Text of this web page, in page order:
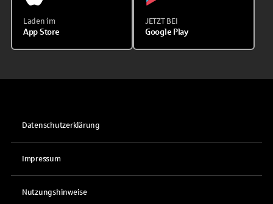
Laden im
App Store
JETZT BEI
Google Play
Datenschutzerklärung
Impressum
Nutzungshinweise